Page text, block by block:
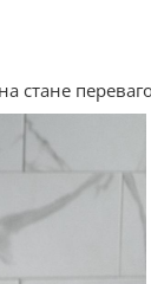
стане